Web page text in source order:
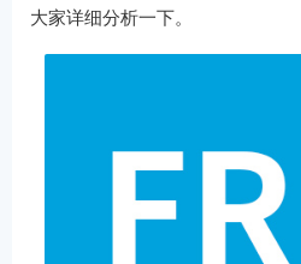
大家详细分析一下。